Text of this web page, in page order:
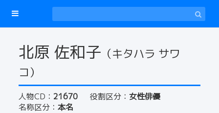
北原 佐和子 （キタハラ サワ
コ）
人物CD： 21670 役割区分： 女性俳優
名称区分： 本名